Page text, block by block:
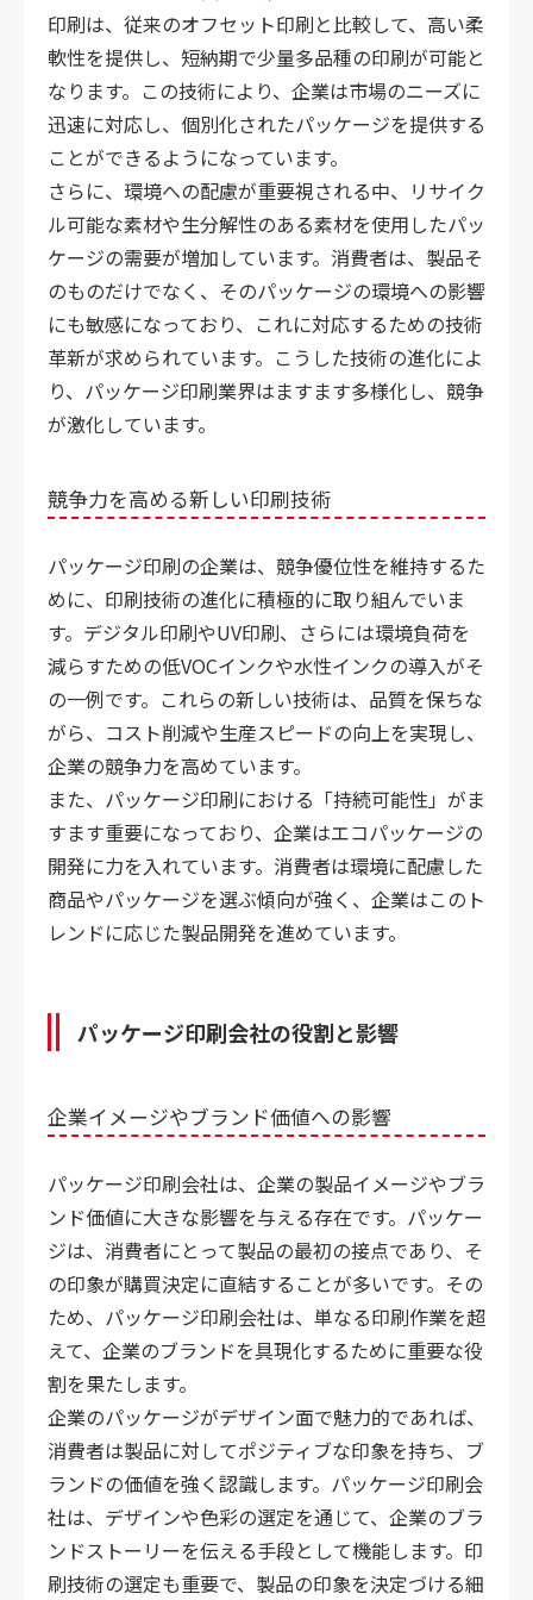
印刷は、従来のオフセット印刷と比較して、高い柔
軟性を提供し、短納期で少量多品種の印刷が可能と
なります。この技術により、企業は市場のニーズに
迅速に対応し、個別化されたパッケージを提供する
ことができるようになっています。
さらに、環境への配慮が重要視される中、リサイク
ル可能な素材や生分解性のある素材を使用したパッ
ケージの需要が増加しています。消費者は、製品そ
のものだけでなく、そのパッケージの環境への影響
にも敏感になっており、これに対応するための技術
革新が求められています。こうした技術の進化によ
り、パッケージ印刷業界はますます多様化し、競争
が激化しています。
競争力を高める新しい印刷技術
パッケージ印刷の企業は、競争優位性を維持するた
めに、印刷技術の進化に積極的に取り組んでいま
す。デジタル印刷やUV印刷、さらには環境負荷を
減らすための低VOCインクや水性インクの導入がそ
の一例です。これらの新しい技術は、品質を保ちな
がら、コスト削減や生産スピードの向上を実現し、
企業の競争力を高めています。
また、パッケージ印刷における「持続可能性」がま
すます重要になっており、企業はエコパッケージの
開発に力を入れています。消費者は環境に配慮した
商品やパッケージを選ぶ傾向が強く、企業はこのト
レンドに応じた製品開発を進めています。
パッケージ印刷会社の役割と影響
企業イメージやブランド価値への影響
パッケージ印刷会社は、企業の製品イメージやブラ
ンド価値に大きな影響を与える存在です。パッケー
ジは、消費者にとって製品の最初の接点であり、そ
の印象が購買決定に直結することが多いです。その
ため、パッケージ印刷会社は、単なる印刷作業を超
えて、企業のブランドを具現化するために重要な役
割を果たします。
企業のパッケージがデザイン面で魅力的であれば、
消費者は製品に対してポジティブな印象を持ち、ブ
ランドの価値を強く認識します。パッケージ印刷会
社は、デザインや色彩の選定を通じて、企業のブラ
ンドストーリーを伝える手段として機能します。印
刷技術の選定も重要で、製品の印象を決定づける細